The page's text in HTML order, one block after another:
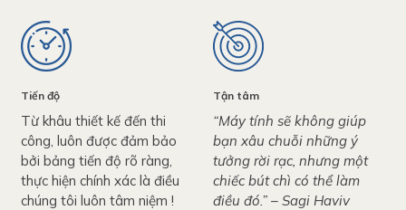
Tiến độ
Từ khâu thiết kế đến thi
công, luôn được đảm bảo
bởi bảng tiến độ rõ ràng,
thực hiện chính xác là điều
chúng tôi luôn tâm niệm !
Tận tâm
“Máy tính sẽ không giúp
bạn xâu chuỗi những ý
tưởng rời rạc, nhưng một
chiếc bút chì có thể làm
điều đó.” – Sagi Haviv